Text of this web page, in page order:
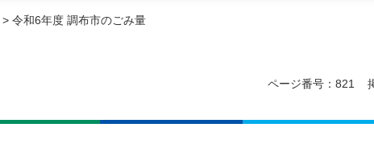
> 令和6年度 調布市のごみ量
ページ番号：821